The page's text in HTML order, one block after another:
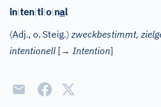
in|ten|ti|o|nal
〈Adj., o. Steig.〉 zweckbestimmt,
intentionell [→ Intention]